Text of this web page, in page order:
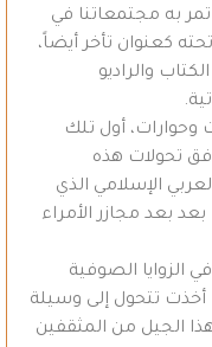
تمر به مجتمعاتنا في
كعنوان تأخر أيضاً،
والراديو
وحوارات، أول تلك
تحولات هذه
الإسلامي الذي
بعد بعد مجازر الأمراء
الزوايا الصوفية
أخذت تتحول إلى وسيلة
الجيل من المثقفين